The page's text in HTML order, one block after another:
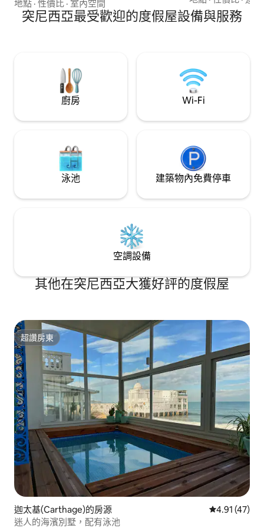
如果在Hammamet必須做的事情是參觀
medina ，而medina的必須是rue sidi
地點 · 性價比 · 室內空間
的廚房、高速Wi-
電影和劇集、整潔
突尼西亞最受歡迎的度假屋設備與服務
廚房 Wi-Fi
泳池 建築物內免費停車
空調設備
其他在突尼西亞大獲好評的度假屋
超讚房東
超讚房東
迦太基(Carthage)的房源 從 47 則評價
4.91 (47)
迷人的海濱別墅，配有泳池